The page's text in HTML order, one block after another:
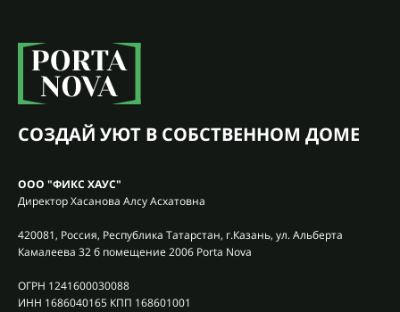
СОЗДАЙ УЮТ В СОБСТВЕННОМ ДОМЕ
ООО "ФИКС ХАУС"
Директор Хасанова Алсу Асхатовна
420081, Россия, Республика Татарстан, г.Казань, ул. Альберта
Камалеева 32 б помещение 2006 Porta Nova
ОГРН 1241600030088
ИНН 1686040165 КПП 168601001